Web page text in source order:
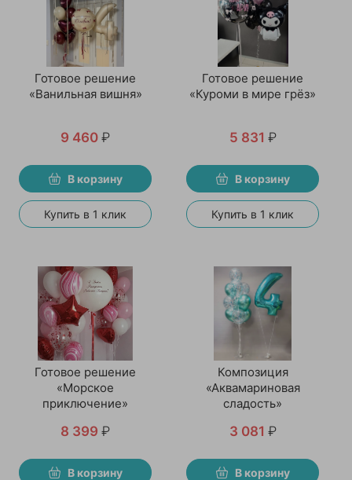
Готовое решение
«Ванильная вишня»
9 460 ₽
В корзину
Купить в 1 клик
Готовое решение
«Куроми в мире грёз»
5 831 ₽
В корзину
Купить в 1 клик
Готовое решение
«Морское
приключение»
8 399 ₽
В корзину
Композиция
«Аквамариновая
сладость»
3 081 ₽
В корзину